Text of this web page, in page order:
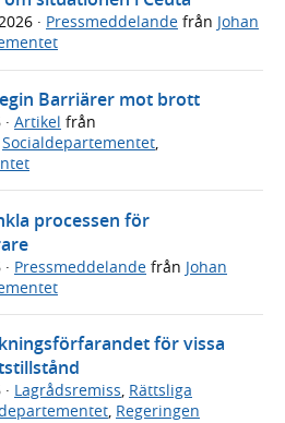
· Pressmeddelande från Johan
Barriärer mot brott
· Artikel från
Socialdepartementet,
processen för
· Pressmeddelande från Johan
för vissa
· Lagrådsremiss, Rättsliga
, Regeringen